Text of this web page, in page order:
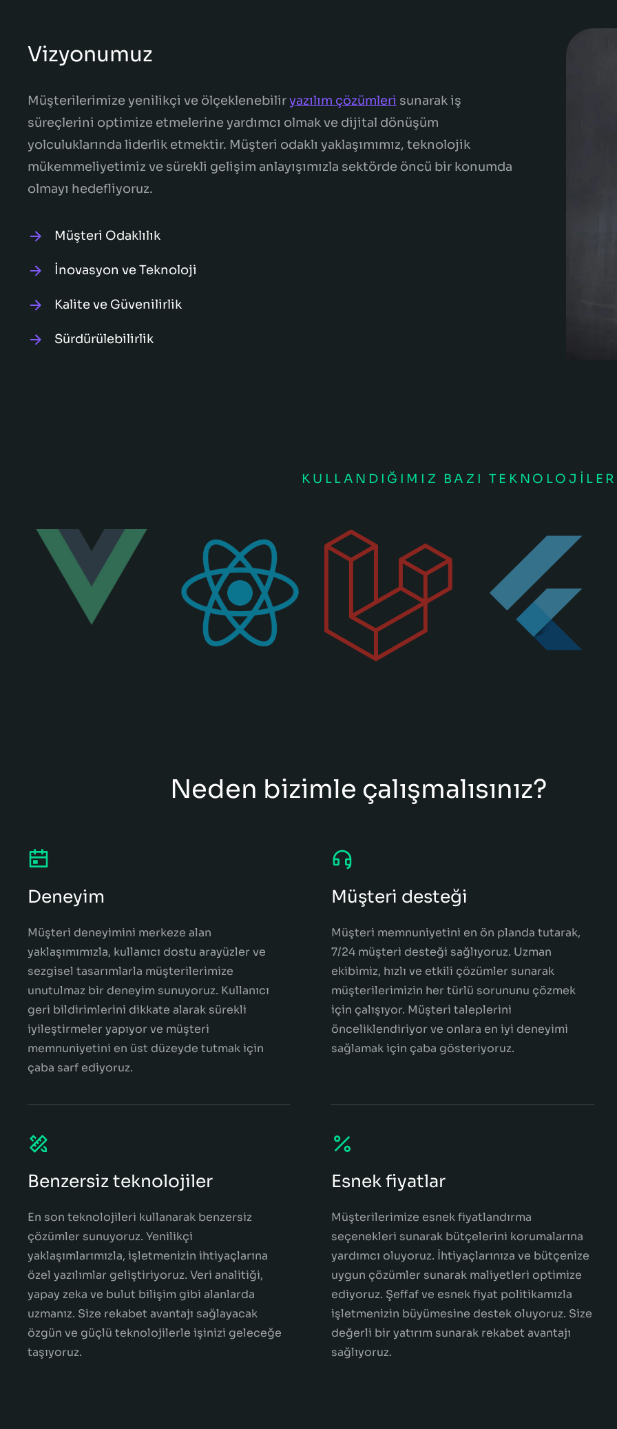
Vizyonumuz
Müşterilerimize yenilikçi ve ölçeklenebiliryazılım çözümleri sunarak iş
süreçlerini optimize etmelerine yardımcı olmak ve dijital dönüşüm
yolculuklarında liderlik etmektir. Müşteri odaklı yaklaşımımız, teknolojik
mükemmeliyetimiz ve sürekli gelişim anlayışımızla sektörde öncü bir konumda
olmayı hedefliyoruz.
Müşteri Odaklılık
İnovasyon ve Teknoloji
Kalite ve Güvenilirlik
Sürdürülebilirlik
KULLANDIĞIMIZ BAZI
Neden bizimle çalışmalısınız?
Deneyim
Müşteri deneyimini merkeze alan
yaklaşımımızla, kullanıcı dostu arayüzler ve
sezgisel tasarımlarla müşterilerimize
unutulmaz bir deneyim sunuyoruz. Kullanıcı
geri bildirimlerini dikkate alarak sürekli
iyileştirmeler yapıyor ve müşteri
memnuniyetini en üst düzeyde tutmak için
çaba sarf ediyoruz.
Müşteri desteği
Müşteri memnuniyetini en ön planda tutarak,
7/24 müşteri desteği sağlıyoruz. Uzman
ekibimiz, hızlı ve etkili çözümler sunarak
müşterilerimizin her türlü sorununu çözmek
için çalışıyor. Müşteri taleplerini
önceliklendiriyor ve onlara en iyi deneyimi
sağlamak için çaba gösteriyoruz.
Benzersiz teknolojiler
En son teknolojileri kullanarak benzersiz
çözümler sunuyoruz. Yenilikçi
yaklaşımlarımızla, işletmenizin ihtiyaçlarına
özel yazılımlar geliştiriyoruz. Veri analitiği,
yapay zeka ve bulut bilişim gibi alanlarda
uzmanız. Size rekabet avantajı sağlayacak
özgün ve güçlü teknolojilerle işinizi geleceğe
taşıyoruz.
Esnek fiyatlar
Müşterilerimize esnek fiyatlandırma
seçenekleri sunarak bütçelerini korumalarına
yardımcı oluyoruz. İhtiyaçlarınıza ve bütçenize
uygun çözümler sunarak maliyetleri optimize
ediyoruz. Şeffaf ve esnek fiyat politikamızla
işletmenizin büyümesine destek oluyoruz. Size
değerli bir yatırım sunarak rekabet avantajı
sağlıyoruz.